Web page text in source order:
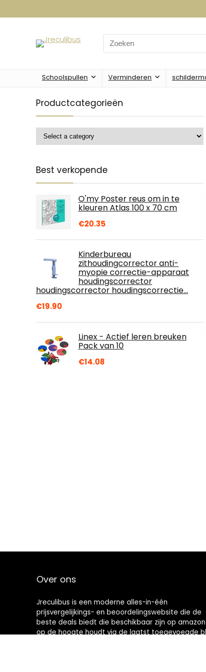
Search
for:
Schoolspullen Verminderen
Productcategorieën
Best verkopende
O'my Poster reus om in te
kleuren Atlas 100 x 70 cm
€20.35
Kinderbureau
zithoudingcorrector anti-
myopie correctie-apparaat
houdingscorrector
houdingscorrector houdingscorrectie…
€19.90
Linex - Actief leren breuken
Pack van 10
€14.08
Over ons
Jreculibus is een moderne alles-in-één
prijsvergelijkings- en beoordelingswebsite die de
beste deals biedt die beschikbaar zijn op
op de hoogte houdt via de laatst toegevoegde